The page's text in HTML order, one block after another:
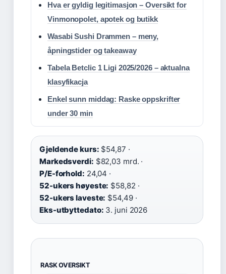
Hva er gyldig legitimasjon – Oversikt for
Vinmonopolet, apotek og butikk
Wasabi Sushi Drammen – meny,
åpningstider og takeaway
Tabela Betclic 1 Ligi 2025/2026 – aktualna
klasyfikacja
Enkel sunn middag: Raske oppskrifter
under 30 min
Gjeldende kurs: $54,87 ·
Markedsverdi: $82,03 mrd. ·
P/E-forhold: 24,04 ·
52-ukers høyeste: $58,82 ·
52-ukers laveste: $54,49 ·
Eks-utbyttedato: 3. juni 2026
RASK OVERSIKT